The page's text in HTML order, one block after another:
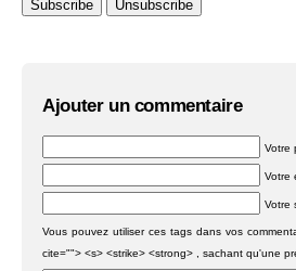
Ajouter un commentaire
Votre
Votre
Votre
Vous pouvez utiliser ces tags dans vos
cite=""> <s> <strike> <strong> , sachant qu'une